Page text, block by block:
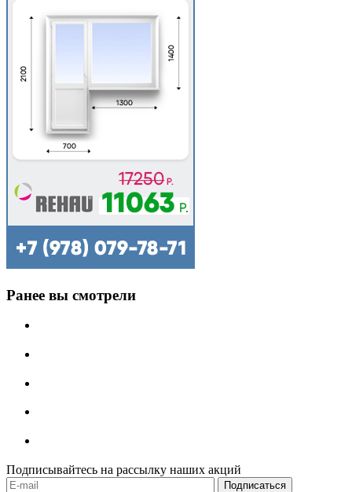
Ранее вы смотрели
Подписывайтесь на рассылку наших акций